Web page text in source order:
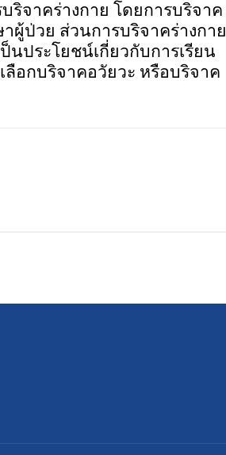
จาคร่างกาย โดยการบริจาค
ผู้ป่วย ส่วนการบริจาคร่างกาย
นประโยชน์เกี่ยวกับการเรียน
อกบริจาคอวัยวะ หรือบริจาค